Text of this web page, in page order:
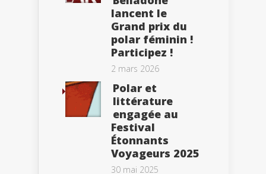
lancent le
Grand prix du
polar féminin !
Participez !
2 mars 2026
Polar et
littérature
engagée au
Festival
Étonnants
Voyageurs 2025
30 mai 2025